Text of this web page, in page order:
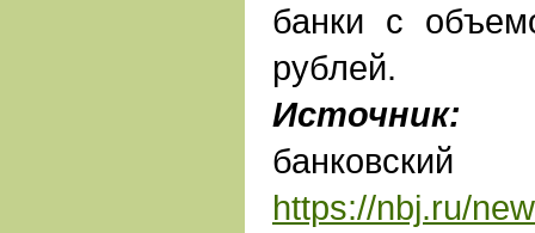
банки с
рублей.
Источник:
https://nbj.ru/